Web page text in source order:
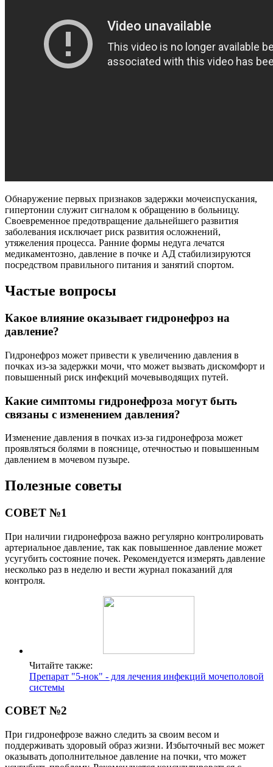
Обнаружение первых признаков задержки мочеиспускания,
гипертонии служит сигналом к обращению в больницу.
Своевременное предотвращение дальнейшего развития
заболевания исключает риск развития осложнений,
утяжеления процесса. Ранние формы недуга лечатся
медикаментозно, давление в почке и АД стабилизируются
посредством правильного питания и занятий спортом.
Частые вопросы
Какое влияние оказывает гидронефроз на
давление?
Гидронефроз может привести к увеличению давления в
почках из-за задержки мочи, что может вызвать дискомфорт и
повышенный риск инфекций мочевыводящих путей.
Какие симптомы гидронефроза могут быть
связаны с изменением давления?
Изменение давления в почках из-за гидронефроза может
проявляться болями в пояснице, отечностью и повышенным
давлением в мочевом пузыре.
Полезные советы
СОВЕТ №1
При наличии гидронефроза важно регулярно контролировать
артериальное давление, так как повышенное давление может
усугубить состояние почек. Рекомендуется измерять давление
несколько раз в неделю и вести журнал показаний для
контроля.
Читайте также:
Препарат "5-нок" - для лечения инфекций мочеполовой
системы
СОВЕТ №2
При гидронефрозе важно следить за своим весом и
поддерживать здоровый образ жизни. Избыточный вес может
оказывать дополнительное давление на почки, что может